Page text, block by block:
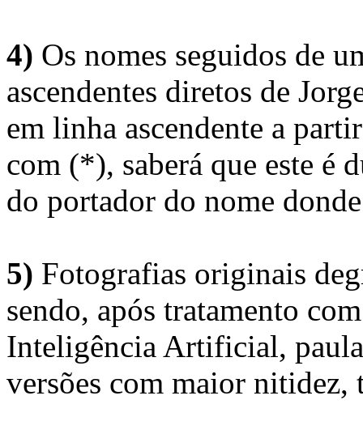
4) Os nomes seguidos de
ascendentes diretos de
em linha ascendente a
com (*), saberá que este é
do portador do nome
5) Fotografias originais
sendo, após tratamento
Inteligência Artificial,
versões com maior nitidez,